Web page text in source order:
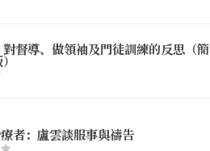
督導、做領袖及門徒訓練的反思（簡
者：盧雲談服事與禱告